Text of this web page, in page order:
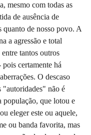
mesmo com todas as
de ausência de
quanto de nosso povo. A
a agressão e total
tantos outros
certamente há
O descaso
"autoridades" não é
população, que lotou e
eleger este ou aquele,
ou banda favorita, mas